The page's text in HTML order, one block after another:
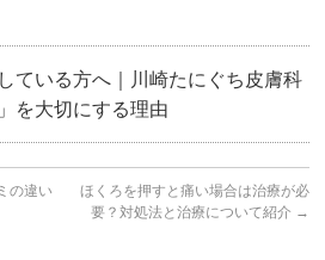
ている方へ｜川崎たにぐち皮膚科
を大切にする理由
の違い
ほくろを押すと痛い場合は治療が必
要？対処法と治療について紹介 →